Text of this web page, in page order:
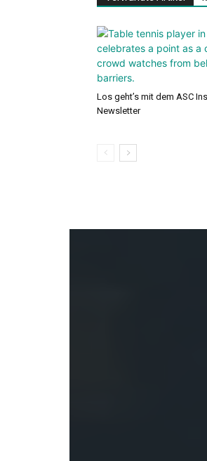
Los geht’s mit dem ASC
Newsletter